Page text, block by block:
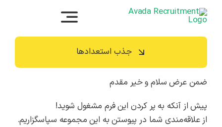
محتوا
جذب استعدادها
ضمن عرض سلام و خیر مقدم
پیش از آنکه به پر کردن این فرم مشغول شوید!
از علاقه‌مندی شما در پیوستن به این مجموعه سپاسگزاریم.